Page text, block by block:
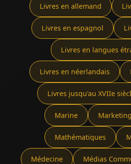
Livres en allemand
Livres en espagnol
Livres en langues
Livres en néerlandais
Livres jusqu'au XVIIe
Marine
Mathématiques
Médecine Médias